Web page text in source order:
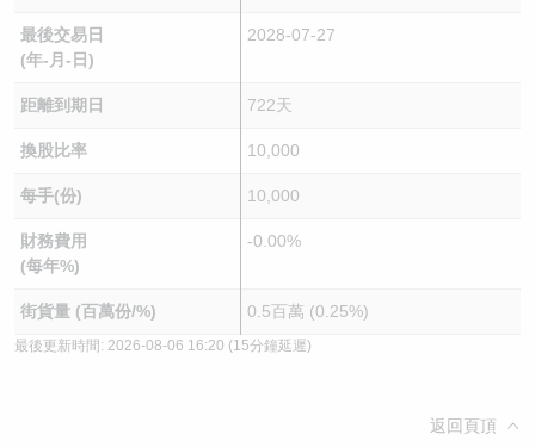
最後交易日
(年-月-日)
2028-07-27
距離到期日 722天
換股比率 10,000
每手(份) 10,000
財務費用
(每年%)
-0.00%
街貨量 (百萬份/%) 0.5百萬 (0.25%)
最後更新時間: 2026-08-06 16:20 (15分鐘延遲)
返回頁頂